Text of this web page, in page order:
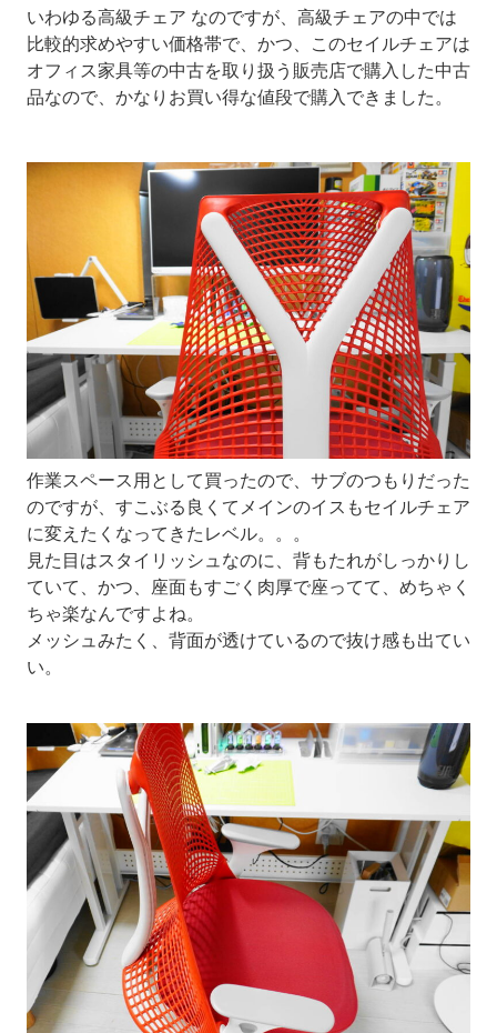
いわゆる高級チェア なのですが、高級チェアの中では
比較的求めやすい価格帯で、かつ、このセイルチェアは
オフィス家具等の中古を取り扱う販売店で購入した中古
品なので、かなりお買い得な値段で購入できました。
作業スペース用として買ったので、サブのつもりだった
のですが、すこぶる良くてメインのイスもセイルチェア
に変えたくなってきたレベル。。。
見た目はスタイリッシュなのに、背もたれがしっかりし
ていて、かつ、座面もすごく肉厚で座ってて、めちゃく
ちゃ楽なんですよね。
メッシュみたく、背面が透けているので抜け感も出てい
い。